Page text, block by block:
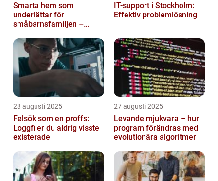
Smarta hem som
underlättar för
småbarnsfamiljen –
barnens dagliga rutiner
IT-support i Stockholm:
Effektiv problemlösning
28 augusti 2025
Felsök som en proffs:
Loggfiler du aldrig visste
existerade
27 augusti 2025
Levande mjukvara – hur
program förändras med
evolutionära algoritmer